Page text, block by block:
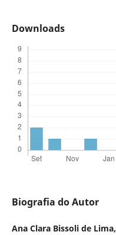
Downloads
Biografia do Autor
Ana Clara Bissoli de Lima,